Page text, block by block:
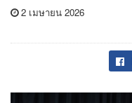
2 เมษายน 2026